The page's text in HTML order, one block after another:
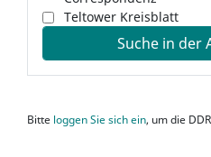
Teltower Kreisblatt
Suche in der
Bitte loggen Sie sich ein, um die